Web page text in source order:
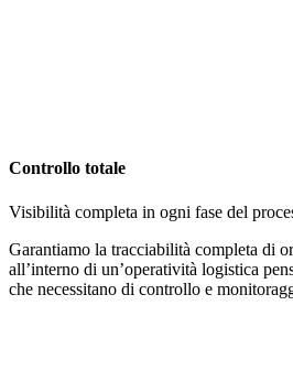
Controllo totale
Visibilità completa in ogni fase del
Garantiamo la tracciabilità completa di
all’interno di un’operatività logistica
che necessitano di controllo e